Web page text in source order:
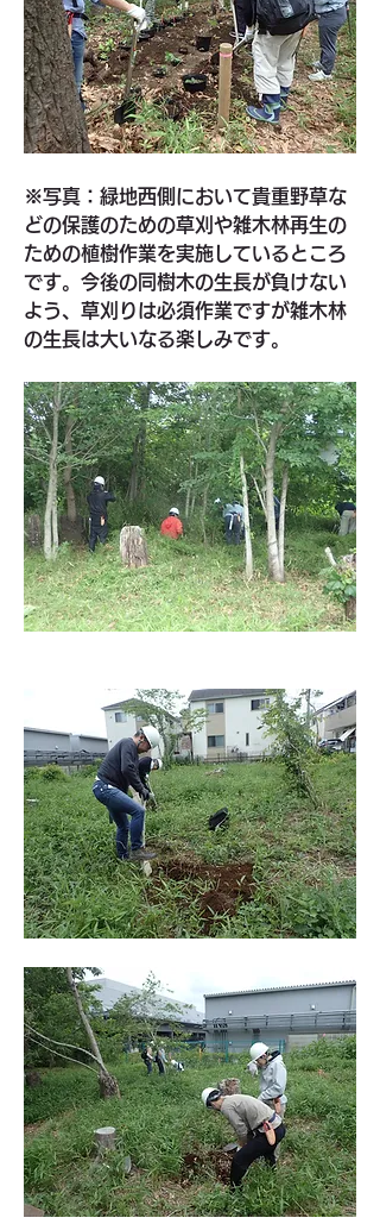
※写真：緑地西側において貴重野草な
どの保護のための草刈や雑木林再生の
ための植樹作業を実施しているところ
です。今後の同樹木の生長が負けない
よう、草刈りは必須作業ですが雑木林
の生長は大いなる楽しみです。